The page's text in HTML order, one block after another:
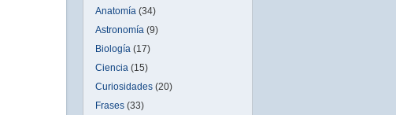
Anatomía (34)
Astronomía (9)
Biología (17)
Ciencia (15)
Curiosidades (20)
Frases (33)